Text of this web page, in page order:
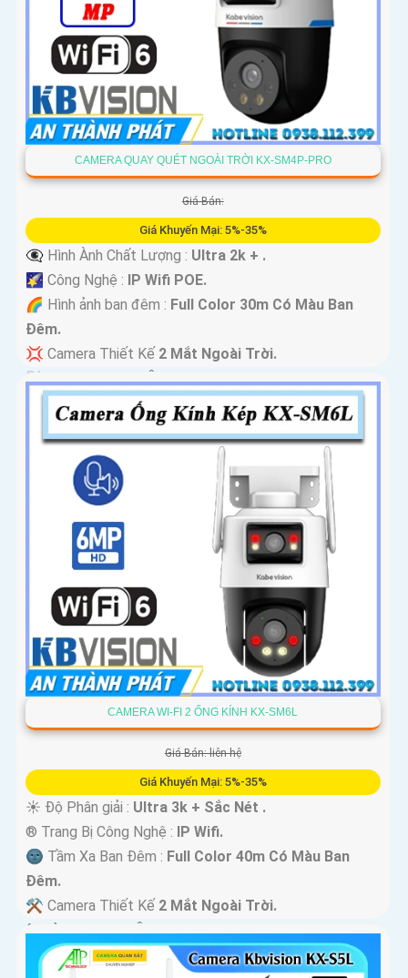
CAMERA QUAY QUÉT NGOÀI TRỜI KX-SM4P-PRO
Giá Bán:
Giá Khuyến Mại: 5%-35%
👁️‍🗨 Hình Ành Chất Lượng : Ultra 2k + .
🌠 Công Nghệ : IP Wifi POE.
🌈 Hình ảnh ban đêm : Full Color 30m Có Màu Ban
Ðêm.
💢 Camera Thiết Kế 2 Mắt Ngoài Trời.
️📡 Tích Hợp :Thu Âm Và Loa.
CAMERA WI-FI 2 ỐNG KÍNH KX-SM6L
Giá Bán: liên hệ
Giá Khuyến Mại: 5%-35%
☀️ Độ Phân giải : Ultra 3k + Sắc Nét .
®️ Trang Bị Công Nghệ : IP Wifi.
🌚 Tầm Xa Ban Đêm : Full Color 40m Có Màu Ban
Ðêm.
⚒ Camera Thiết Kế 2 Mắt Ngoài Trời.
️ƒ Khả Năng :Thu Âm Và Loa.